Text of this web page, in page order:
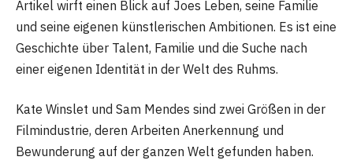
Artikel wirft einen Blick auf Joes Leben, seine Familie
und seine eigenen künstlerischen Ambitionen. Es ist eine
Geschichte über Talent, Familie und die Suche nach
einer eigenen Identität in der Welt des Ruhms.
Kate Winslet und Sam Mendes sind zwei Größen in der
Filmindustrie, deren Arbeiten Anerkennung und
Bewunderung auf der ganzen Welt gefunden haben.